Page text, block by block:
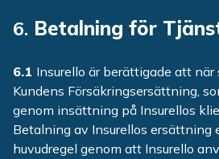
6. Betalning för
6.1 Insurello är berättigade att
Kundens Försäkringsersättning,
genom insättning på Insurellos
Betalning av Insurellos ersättning
huvudregel genom att Insurello